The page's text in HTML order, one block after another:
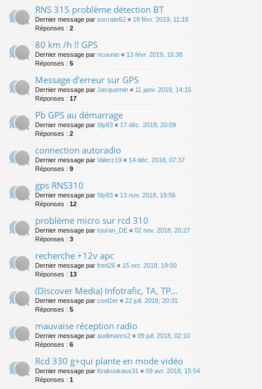
RNS 315 problème détection BT
Dernier message par socrate62 « 19 févr. 2019, 11:18
Réponses : 2
80 km /h !! GPS
Dernier message par ncounio « 13 févr. 2019, 16:38
Réponses : 5
Message d'erreur sur GPS
Dernier message par Jacquemin « 11 janv. 2019, 14:15
Réponses : 17
Pb GPS au démarrage
Dernier message par Sly83 « 17 déc. 2018, 20:09
Réponses : 2
connection autoradio
Dernier message par Valerz19 « 14 déc. 2018, 07:37
Réponses : 9
gps RNS310
Dernier message par Sly83 « 13 nov. 2018, 19:56
Réponses : 12
problème micro sur rcd 310
Dernier message par touran_DE « 02 nov. 2018, 20:27
Réponses : 3
recherche +12v apc
Dernier message par fred26 « 15 oct. 2018, 19:00
Réponses : 13
(Discover Media) Infotrafic, TA, TP...
Dernier message par cool1er « 22 juil. 2018, 20:31
Réponses : 5
mauvaise réception radio
Dernier message par audimanrs2 « 09 juil. 2018, 02:10
Réponses : 6
Rcd 330 g+qui plante en mode vidéo
Dernier message par Krakookass31 « 09 avr. 2018, 15:54
Réponses : 1